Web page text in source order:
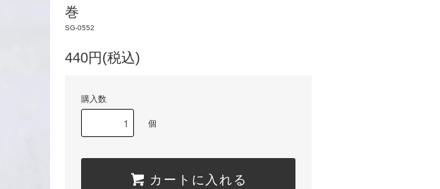
巻
SG-0552
440円(税込)
購入数
個
カートに入れる